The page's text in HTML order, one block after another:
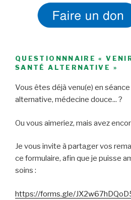
QUESTIONNNAIRE «
SANTÉ ALTERNATIVE »
Vous êtes déjà venu(e) en
alternative, médecine douce... ?
Ou vous aimeriez, mais avez
Je vous invite à partager vos
ce formulaire, afin que je puisse
soins :
https://forms.gle/